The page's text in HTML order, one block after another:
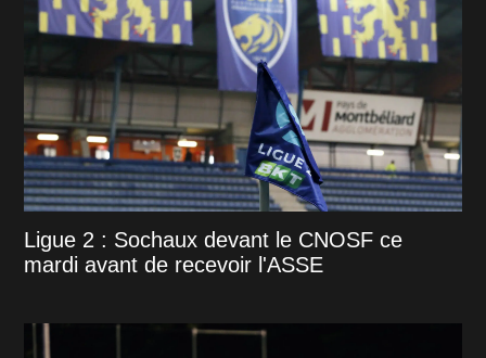
Ligue 2 : Sochaux devant le CNOSF ce
mardi avant de recevoir l'ASSE